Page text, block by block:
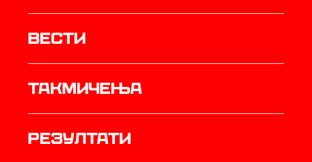
Вести
Такмичења
резултати